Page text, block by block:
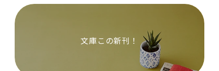
文庫この新刊！